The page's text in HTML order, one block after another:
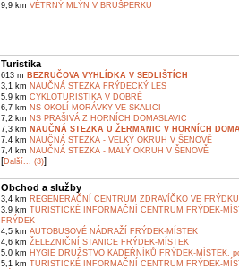
9,9 km VĚTRNÝ MLÝN V BRUŠPERKU
Turistika
613 m BEZRUČOVA VYHLÍDKA V SEDLIŠTÍCH
3,1 km NAUČNÁ STEZKA FRÝDECKÝ LES
5,9 km CYKLOTURISTIKA V DOBRÉ
6,7 km NS OKOLÍ MORÁVKY VE SKALICI
7,2 km NS PRAŠIVÁ Z HORNÍCH DOMASLAVIC
7,3 km NAUČNÁ STEZKA U ŽERMANIC V HORNÍCH
7,4 km NAUČNÁ STEZKA - VELKÝ OKRUH V ŠENOVĚ
7,4 km NAUČNÁ STEZKA - MALÝ OKRUH V ŠENOVĚ
[Další... (3)]
Obchod a služby
3,4 km REGENERAČNÍ CENTRUM ZDRAVÍČKO VE
3,9 km TURISTICKÉ INFORMAČNÍ CENTRUM FRÝDEK-
FRÝDEK
4,5 km AUTOBUSOVÉ NÁDRAŽÍ FRÝDEK-MÍSTEK
4,6 km ŽELEZNIČNÍ STANICE FRÝDEK-MÍSTEK
5,0 km HYGIE DRUŽSTVO KADEŘNÍKŮ FRÝDEK-MÍSTEK,
5,1 km TURISTICKÉ INFORMAČNÍ CENTRUM FRÝDEK-